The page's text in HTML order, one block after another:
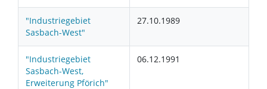
"Industriegebiet
Sasbach-West"
27.10.1989
"Industriegebiet
Sasbach-West,
Erweiterung Pförich"
06.12.1991